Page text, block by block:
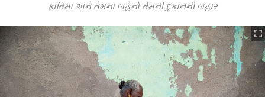
ફાતિમા અને તેમના બહેનો તેમની દુકાનની બહાર